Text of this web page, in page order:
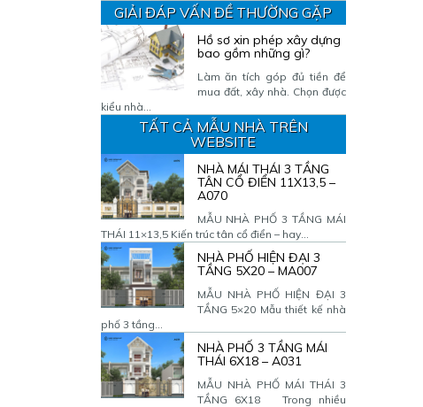
GIẢI ĐÁP VẤN ĐỀ THƯỜNG GẶP
Hồ sơ xin phép xây dựng
bao gồm những gì?
Làm ăn tích góp đủ tiền để
mua đất, xây nhà. Chọn được
kiểu nhà...
TẤT CẢ MẪU NHÀ TRÊN
WEBSITE
NHÀ MÁI THÁI 3 TẦNG
TÂN CỔ ĐIỂN 11X13,5 –
A070
MẪU NHÀ PHỐ 3 TẦNG MÁI
THÁI 11×13,5 Kiến trúc tân cổ điển – hay...
NHÀ PHỐ HIỆN ĐẠI 3
TẦNG 5X20 – MA007
MẪU NHÀ PHỐ HIỆN ĐẠI 3
TẦNG 5×20 Mẫu thiết kế nhà
phố 3 tầng...
NHÀ PHỐ 3 TẦNG MÁI
THÁI 6X18 – A031
MẪU NHÀ PHỐ MÁI THÁI 3
TẦNG 6X18 Trong nhiều